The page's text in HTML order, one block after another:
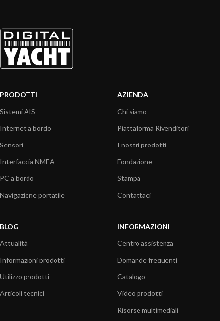
PRODOTTI
Sistemi AIS
Internet a bordo
Sensori
Interfaccia NMEA
PC a bordo
Navigazione portatile
AZIENDA
Chi siamo
Piattaforma Rivenditori
I nostri prodotti
Fondazione
Stampa
Contattaci
BLOG
Attualità
Informazioni prodotti
Utilizzo prodotti
Articoli tecnici
INFORMAZIONI
Centro assistenza
Domande frequenti
Catalogo
Video prodotti
Risorse multimediali